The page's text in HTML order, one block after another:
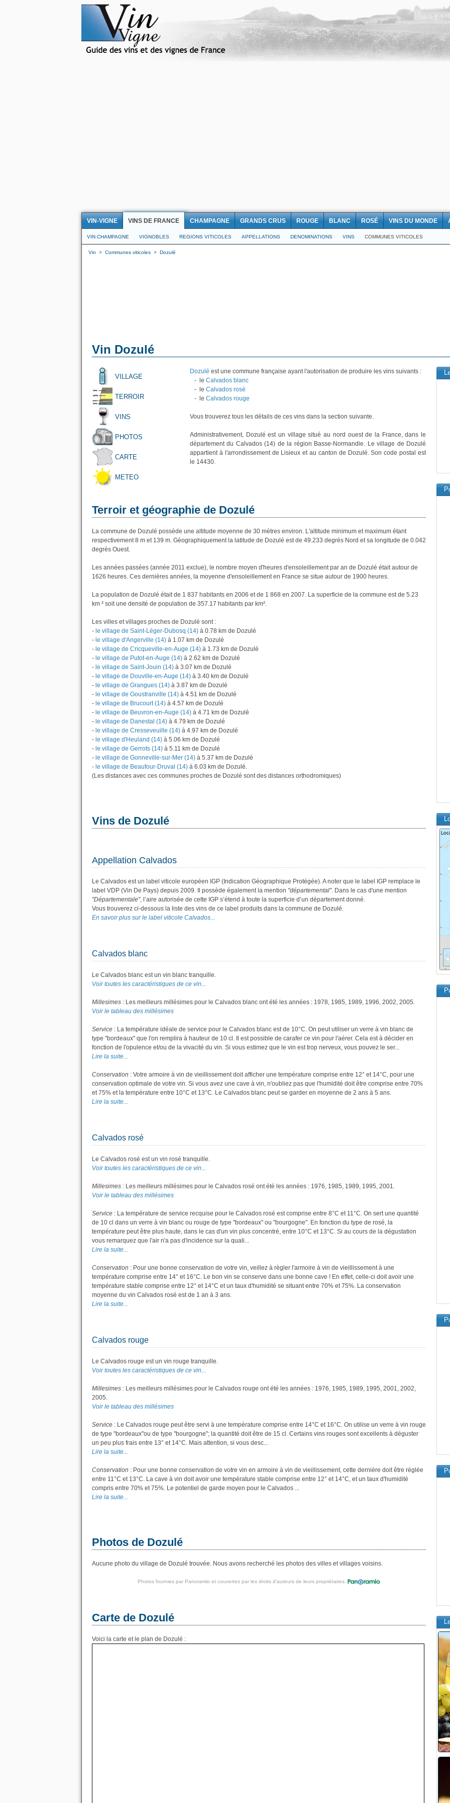
VIN-VIGNE VINS DE FRANCE CHAMPAGNE GRANDS CRUS ROUGE BLANC ROSÉ VINS DU MONDE
VIN CHAMPAGNE VIGNOBLES REGIONS VITICOLES APPELLATIONS DENOMINATIONS VINS COMMUNES VITICOLES
Vin > Communes viticoles > Dozulé
Vin Dozulé
VILLAGE
TERROIR
VINS
PHOTOS
CARTE
METEO
Dozulé est une commune française ayant l'autorisation de produire les vins suivants :
- le Calvados blanc
- le Calvados rosé
- le Calvados rouge
Vous trouverez tous les détails de ces vins dans la section suivante.
Administrativement, Dozulé est un village situé au nord ouest de la France, dans le
département du Calvados (14) de la région Basse-Normandie. Le village de Dozulé
appartient à l'arrondissement de Lisieux et au canton de Dozulé. Son code postal est
le 14430.
Terroir et géographie de Dozulé
La commune de Dozulé possède une altitude moyenne de 30 mètres environ. L'altitude minimum et maximum étant
respectivement 8 m et 139 m. Géographiquement la latitude de Dozulé est de 49.233 degrés Nord et sa longitude de 0.042
degrés Ouest.
Les années passées (année 2011 exclue), le nombre moyen d'heures d'ensoleillement par an de Dozulé était autour de
1626 heures. Ces dernières années, la moyenne d'ensoleillement en France se situe autour de 1900 heures.
La population de Dozulé était de 1 837 habitants en 2006 et de 1 868 en 2007. La superficie de la commune est de 5.23
km ² soit une densité de population de 357.17 habitants par km².
Les villes et villages proches de Dozulé sont :
- le village de Saint-Léger-Dubosq (14) à 0.78 km de Dozulé
- le village d'Angerville (14) à 1.07 km de Dozulé
- le village de Cricqueville-en-Auge (14) à 1.73 km de Dozulé
- le village de Putot-en-Auge (14) à 2.62 km de Dozulé
- le village de Saint-Jouin (14) à 3.07 km de Dozulé
- le village de Douville-en-Auge (14) à 3.40 km de Dozulé
- le village de Grangues (14) à 3.87 km de Dozulé
- le village de Goustranville (14) à 4.51 km de Dozulé
- le village de Brucourt (14) à 4.57 km de Dozulé
- le village de Beuvron-en-Auge (14) à 4.71 km de Dozulé
- le village de Danestal (14) à 4.79 km de Dozulé
- le village de Cresseveuille (14) à 4.97 km de Dozulé
- le village d'Heuland (14) à 5.06 km de Dozulé
- le village de Gerrots (14) à 5.11 km de Dozulé
- le village de Gonneville-sur-Mer (14) à 5.37 km de Dozulé
- le village de Beaufour-Druval (14) à 6.03 km de Dozulé.
(Les distances avec ces communes proches de Dozulé sont des distances orthodromiques)
Vins de Dozulé
Appellation Calvados
Le Calvados est un label viticole européen IGP (Indication Géographique Protégée). A noter que le label IGP remplace le
label VDP (Vin De Pays) depuis 2009. Il possède également la mention "départemental". Dans le cas d'une mention
"Départementale", l’aire autorisée de cette IGP s’étend à toute la superficie d’un département donné.
Vous trouverez ci-dessous la liste des vins de ce label produits dans la commune de Dozulé.
En savoir plus sur le label viticole Calvados...
Calvados blanc
Le Calvados blanc est un vin blanc tranquille.
Voir toutes les caractéristiques de ce vin...
Millesimes : Les meilleurs millésimes pour le Calvados blanc ont été les années : 1978, 1985, 1989, 1996, 2002, 2005.
Voir le tableau des millésimes
Service : La température idéale de service pour le Calvados blanc est de 10°C. On peut utiliser un verre à vin blanc de
type "bordeaux" que l'on remplira à hauteur de 10 cl. Il est possible de carafer ce vin pour l'aérer. Cela est à décider en
fonction de l'opulence et/ou de la vivacité du vin. Si vous estimez que le vin est trop nerveux, vous pouvez le ser...
Lire la suite...
Conservation : Votre armoire à vin de vieillissement doit afficher une température comprise entre 12° et 14°C, pour une
conservation optimale de votre vin. Si vous avez une cave à vin, n'oubliez pas que l'humidité doit être comprise entre 70%
et 75% et la température entre 10°C et 13°C. Le Calvados blanc peut se garder en moyenne de 2 ans à 5 ans.
Lire la suite...
Calvados rosé
Le Calvados rosé est un vin rosé tranquille.
Voir toutes les caractéristiques de ce vin...
Millesimes : Les meilleurs millésimes pour le Calvados rosé ont été les années : 1976, 1985, 1989, 1995, 2001.
Voir le tableau des millésimes
Service : La température de service recquise pour le Calvados rosé est comprise entre 8°C et 11°C. On sert une quantité
de 10 cl dans un verre à vin blanc ou rouge de type "bordeaux" ou "bourgogne". En fonction du type de rosé, la
température peut être plus haute, dans le cas d'un vin plus concentré, entre 10°C et 13°C. Si au cours de la dégustation
vous remarquez que l'air n'a pas d'incidence sur la quali...
Lire la suite...
Conservation : Pour une bonne conservation de votre vin, veillez à règler l'armoire à vin de vieillissement à une
température comprise entre 14° et 16°C. Le bon vin se conserve dans une bonne cave ! En effet, celle-ci doit avoir une
température stable comprise entre 12° et 14°C et un taux d'humidité se situant entre 70% et 75%. La conservation
moyenne du vin Calvados rosé est de 1 an à 3 ans.
Lire la suite...
Calvados rouge
Le Calvados rouge est un vin rouge tranquille.
Voir toutes les caractéristiques de ce vin...
Millesimes : Les meilleurs millésimes pour le Calvados rouge ont été les années : 1976, 1985, 1989, 1995, 2001, 2002,
2005.
Voir le tableau des millésimes
Service : Le Calvados rouge peut être servi à une température comprise entre 14°C et 16°C. On utilise un verre à vin rouge
de type "bordeaux"ou de type "bourgogne"; la quantité doit être de 15 cl. Certains vins rouges sont excellents à déguster
un peu plus frais entre 13° et 14°C. Mais attention, si vous desc...
Lire la suite...
Conservation : Pour une bonne conservation de votre vin en armoire à vin de vieillissement, cette dernière doit être réglée
entre 11°C et 13°C. La cave à vin doit avoir une température stable comprise entre 12° et 14°C, et un taux d'humidité
compris entre 70% et 75%. Le potentiel de garde moyen pour le Calvados ...
Lire la suite...
Photos de Dozulé
Aucune photo du village de Dozulé trouvée. Nous avons recherché les photos des villes et villages voisins.
Photos fournies par Panoramio et couvertes par les droits d'auteurs de leurs propriétaires.
Carte de Dozulé
Voici la carte et le plan de Dozulé :